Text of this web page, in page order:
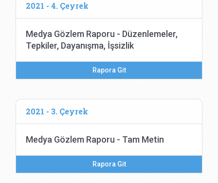
2021 - 4. Çeyrek
Medya Gözlem Raporu - Düzenlemeler,
Tepkiler, Dayanışma, İşsizlik
Rapora Git
2021 - 3. Çeyrek
Medya Gözlem Raporu - Tam Metin
Rapora Git